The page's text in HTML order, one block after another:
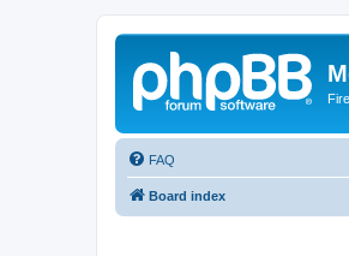
FAQ
Board index